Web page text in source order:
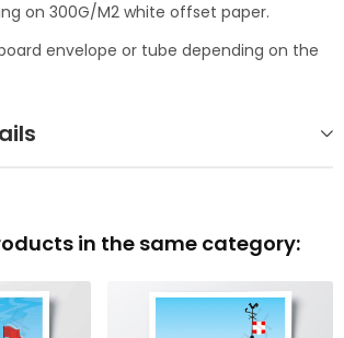
on 300G/M2 white offset paper.
envelope or tube depending on the
in the same category: